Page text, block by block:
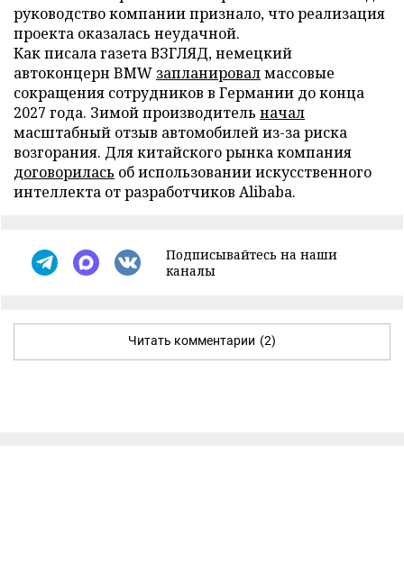
руководство компании признало, что реализация
проекта оказалась неудачной.
Как писала газета ВЗГЛЯД, немецкий
автоконцерн BMW запланировалмассовые
сокращения сотрудников в Германии до конца
2027 года. Зимой производитель начал
масштабный отзыв автомобилей из-за риска
возгорания. Для китайского рынка компания
договорилась об использовании искусственного
интеллекта от разработчиков Alibaba.
Подписывайтесь на наши
каналы
Читать комментарии (2)